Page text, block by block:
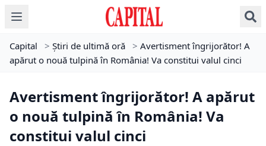
Capital > Știri de ultimă oră > Avertisment îngrijorător! A
apărut o nouă tulpină în România! Va constitui valul cinci
Avertisment îngrijorător! A apărut
o nouă tulpină în România! Va
constitui valul cinci